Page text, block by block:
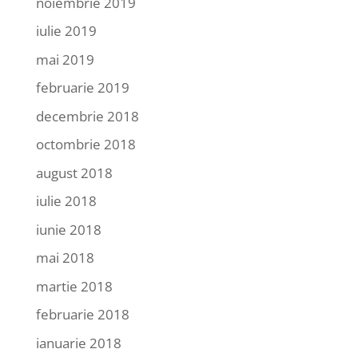
iulie 2019
mai 2019
februarie 2019
decembrie 2018
octombrie 2018
august 2018
iulie 2018
iunie 2018
mai 2018
martie 2018
februarie 2018
ianuarie 2018